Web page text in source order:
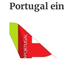
Portugal ein